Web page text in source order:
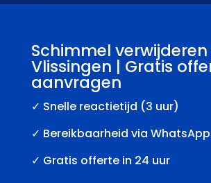
Schimmel verwijderen
Vlissingen | Gratis
aanvragen
✓ Snelle reactietijd (3 uur)
✓ Bereikbaarheid via WhatsApp
✓ Gratis offerte in 24 uur